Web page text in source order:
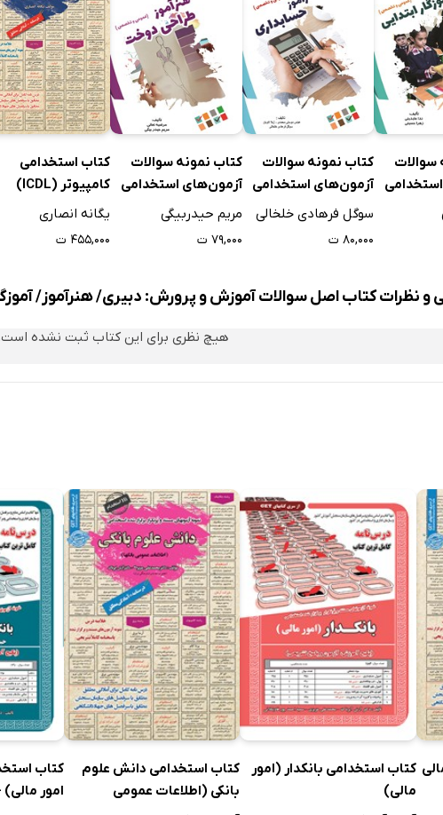
سوالات
کتاب نمونه سوالات
آزمون‌های استخدامی
آموزش و پرورش:
سوگل فرهادی خلخالی
۸۰,۰۰۰ ت
کتاب نمونه سوالات
آزمون‌های استخدامی
آموزش و پرورش:
مریم حیدربیگی
۷۹,۰۰۰ ت
کتاب استخدامی
کامپیوتر (ICDL)
یگانه انصاری
۴۵۵,۰۰۰ ت
و نظرات کتاب اصل سوالات آموزش و پرورش: دبیری/ هنرآموز/
هیچ نظری برای این کتاب ثبت نشده
کتاب استخدامی بانکدار (امور
مالی)
کتاب استخدامی دانش علوم
بانکی (اطلاعات عمومی
کتاب
امور